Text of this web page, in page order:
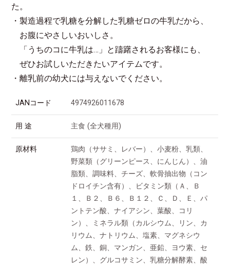
た。
・製造過程で乳糖を分解した乳糖ゼロの牛乳だから、
お腹にやさしいおいしさ。
「うちのコに牛乳は…」と躊躇されるお客様にも、
ぜひお試しいただきたいアイテムです。
・離乳前の幼犬には与えないでください。
JANコード 4974926011678
用 途 主食 (全犬種用)
原材料
鶏肉（ササミ、レバー）、小麦粉、乳類、
野菜類（グリーンピース、にんじん）、油
脂類、調味料、チーズ、軟骨抽出物（コン
ドロイチン含有）、ビタミン類（Ａ、Ｂ
１、Ｂ２、Ｂ６、Ｂ１２、Ｃ、Ｄ、Ｅ、パ
ントテン酸、ナイアシン、葉酸、コリ
ン）、ミネラル類（カルシウム、リン、カ
リウム、ナトリウム、塩素、マグネシウ
ム、鉄、銅、マンガン、亜鉛、ヨウ素、セ
レン）、グルコサミン、乳糖分解酵素、酸